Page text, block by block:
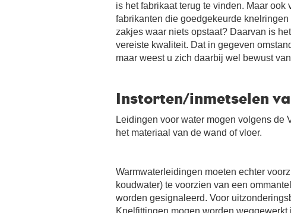
is het fabrikaat terug te vinden. Maar
fabrikanten die goedgekeurde
zakjes waar niets opstaat? Daarvan is
vereiste kwaliteit. Dat in gegeven
maar weest u zich daarbij wel bewust
Instorten/inmetselen
Leidingen voor water mogen volgens de
het materiaal van de wand of vloer.
Warmwaterleidingen moeten echter
koudwater) te voorzien van een
worden gesignaleerd. Voor